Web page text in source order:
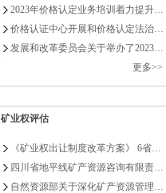
2023年价格认定业务培训着力提升…
价格认证中心开展和价格认定法治…
发展和改革委员会关于举办了2023…
更多>>
矿业权评估
《矿业权出让制度改革方案》 6省…
四川省地平线矿产资源咨询有限责…
自然资源部关于深化矿产资源管理…